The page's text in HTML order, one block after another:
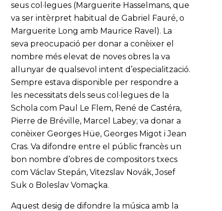
seus col·legues (Marguerite Hasselmans, que
va ser intèrpret habitual de Gabriel Fauré, o
Marguerite Long amb Maurice Ravel). La
seva preocupació per donar a conèixer el
nombre més elevat de noves obres la va
allunyar de qualsevol intent d’especialització.
Sempre estava disponible per respondre a
les necessitats dels seus col·legues de la
Schola com Paul Le Flem, René de Castéra,
Pierre de Bréville, Marcel Labey; va donar a
conèixer Georges Hüe, Georges Migot i Jean
Cras. Va difondre entre el públic francès un
bon nombre d’obres de compositors txecs
com Václav Stepán, Vitezslav Novák, Josef
Suk o Boleslav Vomaçka.
Aquest desig de difondre la música amb la